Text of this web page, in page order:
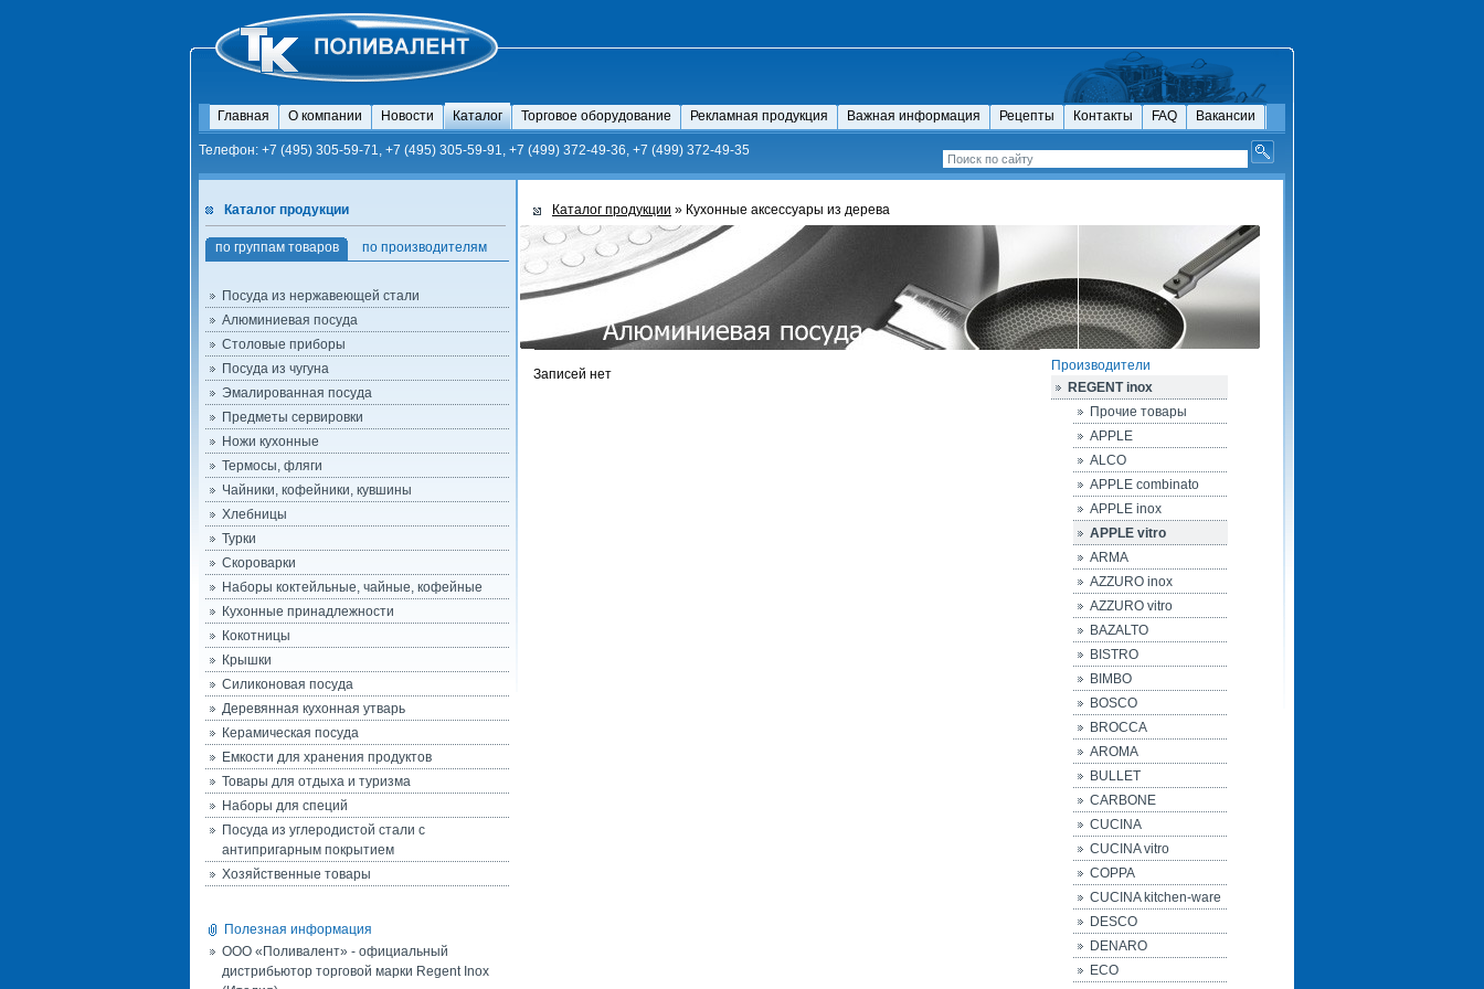
Главная О компании Новости Каталог Торговое оборудование Рекламная продукция Важная информация Рецепты Контакты FAQ Вакансии
Телефон: +7 (495) 305-59-71, +7 (495) 305-59-91, +7 (499) 372-49-36, +7 (499) 372-49-35
Каталог продукции
по группам товаров по производителям
Посуда из нержавеющей стали
Алюминиевая посуда
Столовые приборы
Посуда из чугуна
Эмалированная посуда
Предметы сервировки
Ножи кухонные
Термосы, фляги
Чайники, кофейники, кувшины
Хлебницы
Турки
Скороварки
Наборы коктейльные, чайные, кофейные
Кухонные принадлежности
Кокотницы
Крышки
Силиконовая посуда
Деревянная кухонная утварь
Керамическая посуда
Емкости для хранения продуктов
Товары для отдыха и туризма
Наборы для специй
Посуда из углеродистой стали с
антипригарным покрытием
Хозяйственные товары
Полезная информация
ООО «Поливалент» - официальный
дистрибьютор торговой марки Regent Inox
Каталог продукции » Кухонные аксесcуары из дерева
Записей нет
Производители
REGENT inox
Прочие товары
APPLE
ALCO
APPLE combinato
APPLE inox
APPLE vitro
ARMA
AZZURO inox
AZZURO vitro
BAZALTO
BISTRO
BIMBO
BOSCO
BROCCA
AROMA
BULLET
CARBONE
CUCINA
CUCINA vitro
COPPA
CUCINA kitchen-ware
DESCO
DENARO
ECO